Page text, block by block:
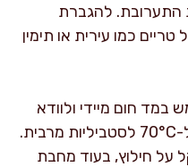
התערובת. להגברת
כמו עירית או תימין
חום מיידי ולוודא
שהטמפרטורה הפנימית מגיעה ל-70°C לסטביליות מרבית.
על חילוץ, בעוד מחבת